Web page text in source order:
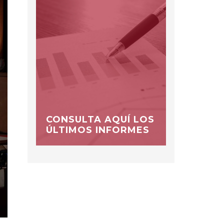
CONSULTA AQUÍ LOS
ÚLTIMOS INFORMES